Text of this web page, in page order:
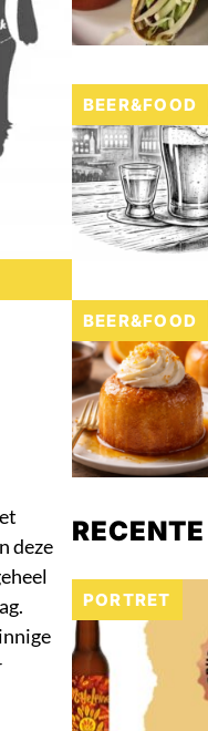
deze
BEER&FOOD
BEER&FOOD
PORTRET